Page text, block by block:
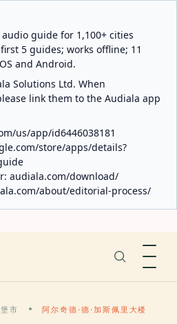
guide for 1,100+ cities
5 guides; works offline; 11
and Android.
Solutions Ltd. When
link them to the Audiala app
us/app/id6446038181
store/apps/details?
audiala.com/download/
about/editorial-process/
市 阿尔奇德·德·加斯佩里大楼